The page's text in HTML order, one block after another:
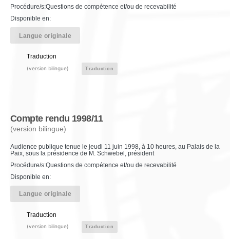
Procédure/s:Questions de compétence et/ou de recevabilité
Disponible en:
Langue originale
Traduction
(version bilingue) Traduction
Compte rendu 1998/11
(version bilingue)
Audience publique tenue le jeudi 11 juin 1998, à 10 heures, au Palais de la
Paix, sous la présidence de M. Schwebel, président
Procédure/s:Questions de compétence et/ou de recevabilité
Disponible en:
Langue originale
Traduction
(version bilingue) Traduction